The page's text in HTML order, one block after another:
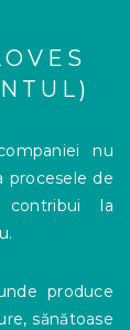
nu
procesele de
la
produce
sănătoase